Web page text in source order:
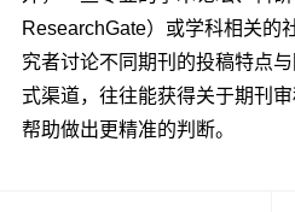
ResearchGate）或学科相关的
究者讨论不同期刊的投稿特点
式渠道，往往能获得关于期刊审
帮助做出更精准的判断。